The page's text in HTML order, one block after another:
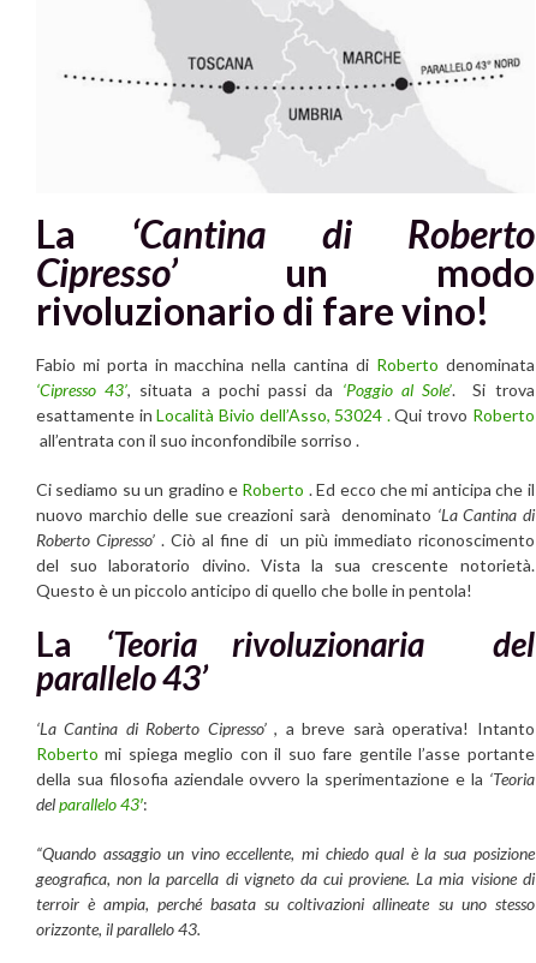
La ‘Cantina di Roberto
Cipresso’ un modo
rivoluzionario di fare vino!
Fabio mi porta in macchina nella cantina di Roberto denominata
‘Cipresso 43’, situata a pochi passi da ‘Poggio al Sole’. Si trova
esattamente inLocalità Bivio dell’Asso, 53024 .Qui trovo Roberto
all’entrata con il suo inconfondibile sorriso .
Ci sediamo su un gradino e Roberto . Ed ecco che mi anticipa che il
nuovo marchio delle sue creazioni sarà denominato ‘La Cantina di
Roberto Cipresso’. Ciò al fine di un più immediato riconoscimento
del suo laboratorio divino. Vista la sua crescente notorietà.
Questo è un piccolo anticipo di quello che bolle in pentola!
La ‘Teoria rivoluzionaria del
parallelo 43’
‘La Cantina di Roberto Cipresso’, a breve sarà operativa! Intanto
Roberto mi spiega meglio con il suo fare gentile l’asse portante
della sua filosofia aziendale ovvero la sperimentazione e la ‘Teoria
delparallelo 43′:
“Quando assaggio un vino eccellente, mi chiedo qual è la sua posizione
geografica, non la parcella di vigneto da cui proviene. La mia visione di
terroir è ampia, perché basata su coltivazioni allineate su uno stesso
orizzonte, il parallelo 43.